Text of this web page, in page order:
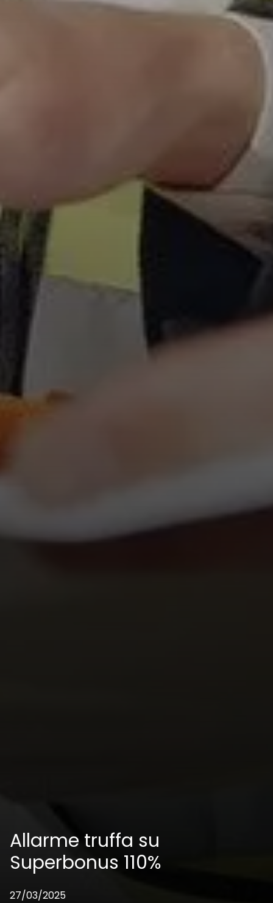
Allarme truffa su
Superbonus 110%
27/03/2025